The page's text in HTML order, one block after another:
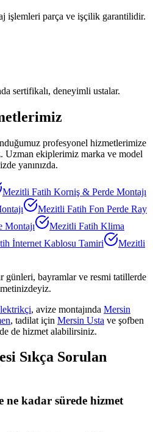
işlemleri parça ve işçilik garantilidir.
sertifikalı, deneyimli ustalar.
profesyonel hizmetlerimize
Uzman ekiplerimiz marka ve model
yanınızda.
Mezitli Fatih Korniş & Perde Montajı
Mezitli Fatih Fon Perde Ray
Montajı Mezitli Fatih Klima
İnternet Kablosu Tamiri
Mezitli
günleri, bayramlar ve resmi tatillerde
, avize montajında Mersin
, tadilat için Mersin Usta ve şofben
de hizmet alabilirsiniz.
Sıkça Sorulan
ne kadar sürede hizmet